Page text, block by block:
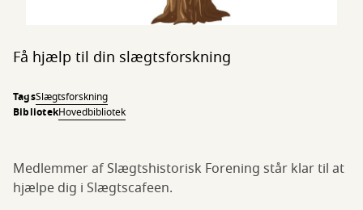
Få hjælp til din slægtsforskning
TagsSlægtsforskning
BibliotekHovedbibliotek
Medlemmer af Slægtshistorisk Forening står klar til at
hjælpe dig i Slægtscafeen.